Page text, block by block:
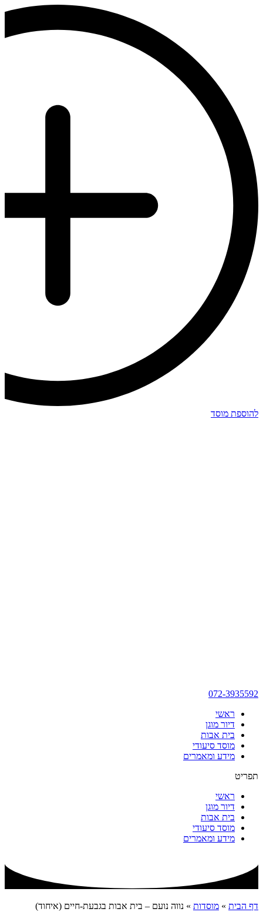
להוספת מוסד
072-3935592
ראשי
דיור מוגן
בית אבות
מוסד סיעודי
מידע ומאמרים
תפריט
ראשי
דיור מוגן
בית אבות
מוסד סיעודי
מידע ומאמרים
דף הבית » מוסדות » נווה נועם – בית אבות בגבעת-חיים (איחוד)